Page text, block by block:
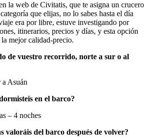
la web de Civitatis, que te asigna un crucero
que elijas, no lo sabes hasta el día
era por libre, estuve investigando por
itinerarios, precios y días, y esta opción
mejor calidad-precio.
de vuestro recorrido, norte a sur o al
Asuán
en el barco?
– 4 noches
valoráis del barco después de volver?